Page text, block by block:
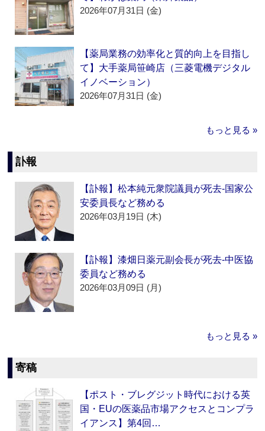
2026年07月31日 (金)
【薬局業務の効率化と質的向上を目指し
て】大手薬局笹崎店（三菱電機デジタル
イノベーション）
2026年07月31日 (金)
もっと見る »
訃報
【訃報】松本純元衆院議員が死去‐国家公
安委員長など務める
2026年03月19日 (木)
【訃報】漆畑日薬元副会長が死去‐中医協
委員など務める
2026年03月09日 (月)
もっと見る »
寄稿
【ポスト・ブレグジット時代における英
国・EUの医薬品市場アクセスとコンプラ
イアンス】第4回…